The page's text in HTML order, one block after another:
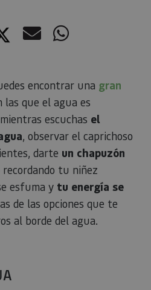
Twitter
CorreoWhatsApp
encontrar una gran
las que el agua es
escuchas el
, observar el caprichoso
darte un chapuzón
tu niñez
esfuma y tu energía se
de las opciones que te
al borde del agua.